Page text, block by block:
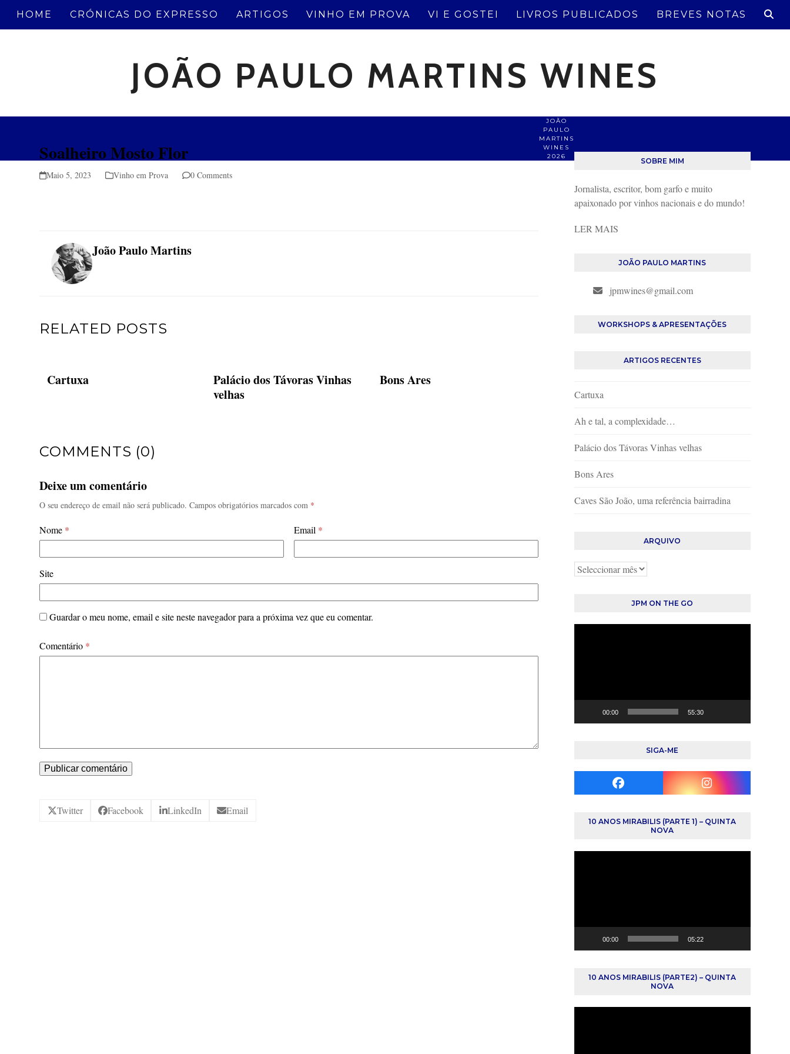
HOME CRÓNICAS DO EXPRESSO ARTIGOS VINHO EM PROVA VI E GOSTEI LIVROS PUBLICADOS BREVES NOTAS
JOÃO PAULO MARTINS WINES
Soalheiro Mosto Flor
Maio 5, 2023 Vinho em Prova 0 Comments
João Paulo Martins
RELATED POSTS
Cartuxa
Palácio dos Távoras Vinhas
velhas
Bons Ares
COMMENTS (0)
Deixe um comentário
O seu endereço de email não será publicado. Campos obrigatórios marcados com *
Nome * Email *
Site
Guardar o meu nome, email e site neste navegador para a próxima vez que eu comentar.
Comentário *
Twitter Facebook LinkedIn Email
SOBRE MIM
Jornalista, escritor, bom garfo e muito
apaixonado por vinhos nacionais e do mundo!
LER MAIS
JOÃO PAULO MARTINS
jpmwines@gmail.com
WORKSHOPS & APRESENTAÇÕES
ARTIGOS RECENTES
Cartuxa
Ah e tal, a complexidade…
Palácio dos Távoras Vinhas velhas
Bons Ares
Caves São João, uma referência bairradina
ARQUIVO
Arquivo
JPM ON THE GO
00:00 55:30
SIGA-ME
Facebook Instagram
10 ANOS MIRABILIS (PARTE 1) – QUINTA
NOVA
00:00 05:22
10 ANOS MIRABILIS (PARTE2) – QUINTA
NOVA
JOÃO
PAULO
MARTINS
WINES
2026